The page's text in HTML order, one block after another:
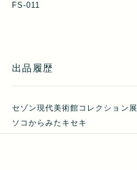
FS-011
出品履歴
セゾン現代美術館コレクション展
ソコからみたキセキ